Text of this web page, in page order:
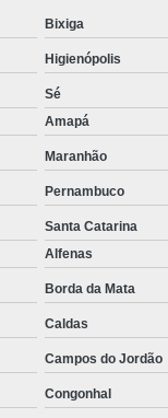
Bixiga
Higienópolis
Sé
Amapá
Maranhão
Pernambuco
Santa Catarina
Alfenas
Borda da Mata
Caldas
Campos do Jordão
Congonhal